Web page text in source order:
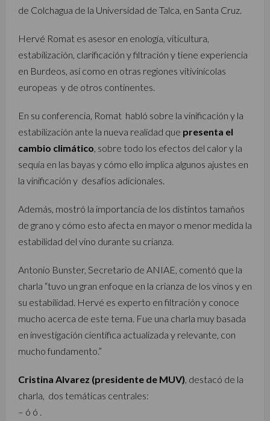
de Colchagua de la Universidad de Talca, en Santa Cruz.
Hervé Romat es asesor en enología, viticultura,
estabilización, clarificación y filtración y tiene experiencia
en Burdeos, así como en otras regiones vitivinícolas
europeas y de otros continentes.
En su conferencia, Romat habló sobre la vinificación y la
estabilización ante la nueva realidad que presenta el
cambio climático , sobre todo los efectos del calor y la
sequía en las bayas y cómo ello implica algunos ajustes en
la vinificación y desafíos adicionales.
Además, mostró la importancia de los distintos tamaños
de grano y cómo esto afecta en mayor o menor medida la
estabilidad del vino durante su crianza.
Antonio Bunster, Secretario de ANIAE, comentó que la
charla “tuvo un gran enfoque en la crianza de los vinos y en
su estabilidad. Hervé es experto en filtración y conoce
mucho acerca de este tema. Fue una charla muy basada
en investigación científica actualizada y relevante, con
mucho fundamento.”
Cristina Alvarez (presidente de MUV) , destacó de la
charla, dos temáticas centrales:
– ó ó .